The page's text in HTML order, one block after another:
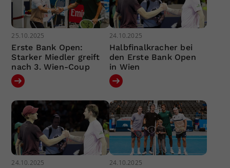
25.10.2025
Erste Bank Open:
Starker Miedler greift
nach 3. Wien-Coup
24.10.2025
Halbfinalkracher bei
den Erste Bank Open
in Wien
24.10.2025 24.10.2025